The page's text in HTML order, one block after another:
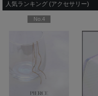
人気ランキング (アクセサリー)
No.4